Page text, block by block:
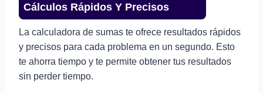
Cálculos Rápidos Y Precisos
La calculadora de sumas te ofrece resultados rápidos
y precisos para cada problema en un segundo. Esto
te ahorra tiempo y te permite obtener tus resultados
sin perder tiempo.